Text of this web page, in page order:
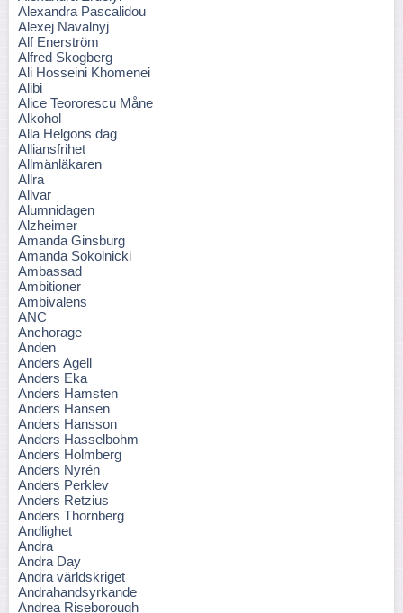
Alexandra Pascalidou
Alexej Navalnyj
Alf Enerström
Alfred Skogberg
Ali Hosseini Khomenei
Alibi
Alice Teororescu Måne
Alkohol
Alla Helgons dag
Alliansfrihet
Allmänläkaren
Allra
Allvar
Alumnidagen
Alzheimer
Amanda Ginsburg
Amanda Sokolnicki
Ambassad
Ambitioner
Ambivalens
ANC
Anchorage
Anden
Anders Agell
Anders Eka
Anders Hamsten
Anders Hansen
Anders Hansson
Anders Hasselbohm
Anders Holmberg
Anders Nyrén
Anders Perklev
Anders Retzius
Anders Thornberg
Andlighet
Andra
Andra Day
Andra världskriget
Andrahandsyrkande
Andrea Riseborough